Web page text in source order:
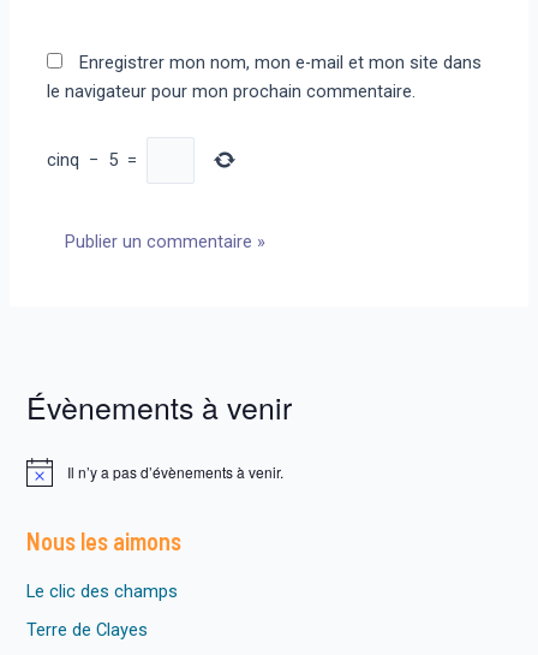
Enregistrer mon nom, mon e-mail et mon site dans
le navigateur pour mon prochain commentaire.
cinq − 5 =
Évènements à venir
N
i
c
Il n’y a pas d’évènements à venir.
Nous les aimons
Le clic des champs
Terre de Clayes